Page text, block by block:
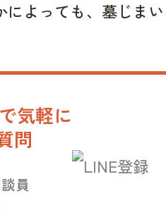
よっても、墓じま
気軽に
問
員